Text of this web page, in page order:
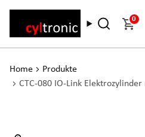
0
Home
Produkte
CTC-080 IO-Link